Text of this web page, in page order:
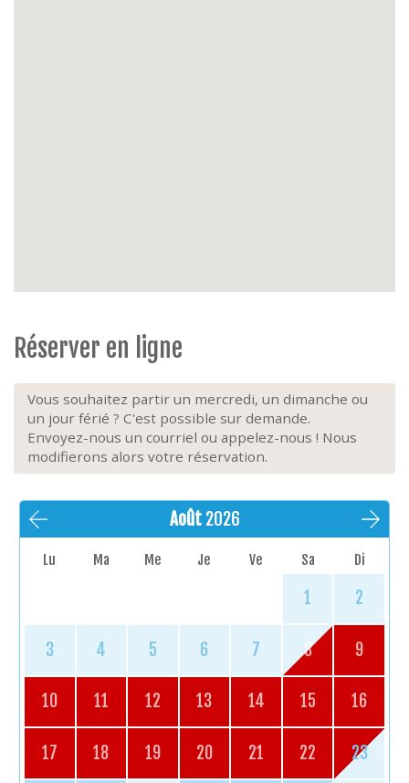
Réserver en ligne
Vous souhaitez partir un mercredi, un dimanche ou
un jour férié ? C'est possible sur demande.
Envoyez-nous un courriel ou appelez-nous ! Nous
modifierons alors votre réservation.
Août 2026
Lu Ma Me Je Ve Sa Di
1 2
3 4 5 6 7 8 9
10 11 12 13 14 15 16
17 18 19 20 21 22 23